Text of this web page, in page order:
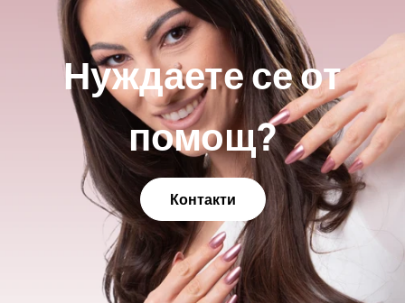
Нуждаете се от
помощ?
Контакти